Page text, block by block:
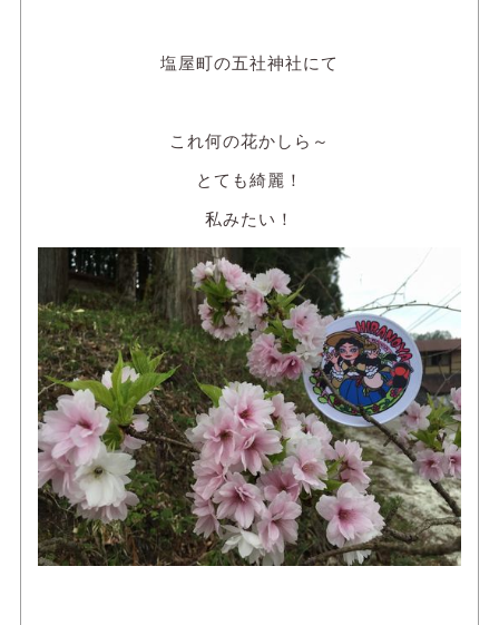
塩屋町の五社神社にて
これ何の花かしら～
とても綺麗！
私みたい！